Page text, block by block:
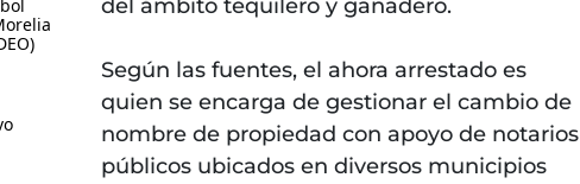
del ámbito tequilero y ganadero.
Según las fuentes, el ahora arrestado es
quien se encarga de gestionar el cambio de
nombre de propiedad con apoyo de notarios
públicos ubicados en diversos municipios